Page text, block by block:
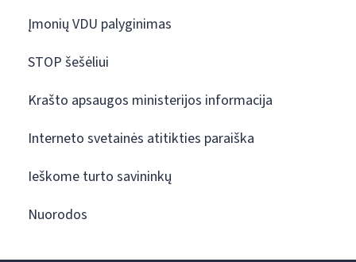
Įmonių VDU palyginimas
STOP šešėliui
Krašto apsaugos ministerijos informacija
Interneto svetainės atitikties paraiška
Ieškome turto savininkų
Nuorodos